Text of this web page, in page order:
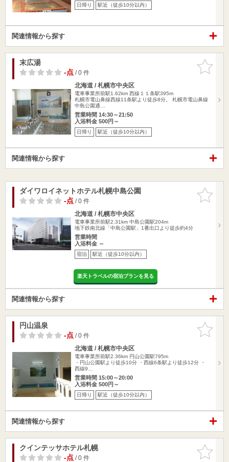
日帰り 駅近（徒歩10分以内）
関連情報から探す
お気に入
りに追加
末広湯
-点/ 0 件
北海道 / 札幌市中央区
電車事業所前駅1.62km 西線１１条駅395m
札幌市電山鼻線西線11条駅より徒歩8分。 札幌市電山鼻線
中島公園通…
営業時間 14:30～21:50
入浴料金 500円～
日帰り 駅近（徒歩10分以内）
関連情報から探す
お気に入
りに追加
ダイワロイネットホテル札幌中島公園
-点/ 0 件
北海道 / 札幌市中央区
電車事業所前駅2.31km 中島公園駅204m
地下鉄南北線「中島公園駅」1番出口より徒歩約4分
営業時間
入浴料金 ～
宿泊 駅近（徒歩10分以内）
楽天トラベルの宿泊プランを見る
関連情報から探す
お気に入
りに追加
円山温泉
-点/ 0 件
北海道 / 札幌市中央区
電車事業所前駅2.36km 円山公園駅795m
・円山公園駅より徒歩10分 ・西線6条駅より徒歩12分 ・
西線9…
営業時間 15:00～20:00
入浴料金 500円～
日帰り 駅近（徒歩10分以内）
関連情報から探す
お気に入
りに追加
クインテッサホテル札幌
-点/ 0 件